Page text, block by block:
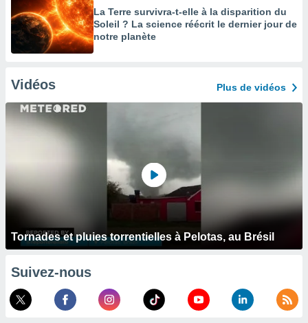
La Terre survivra-t-elle à la disparition du
Soleil ? La science réécrit le dernier jour de
notre planète
Vidéos Plus de vidéos
Tornades et pluies torrentielles à Pelotas, au Brésil
Suivez-nous